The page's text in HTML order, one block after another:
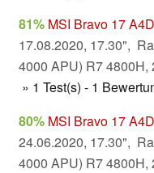
81% MSI Bravo 17
17.08.2020, 17.30",
4000 APU) R7 4800H,
» 1 Test(s) - 1
80% MSI Bravo 17
24.06.2020, 17.30",
4000 APU) R7 4800H,